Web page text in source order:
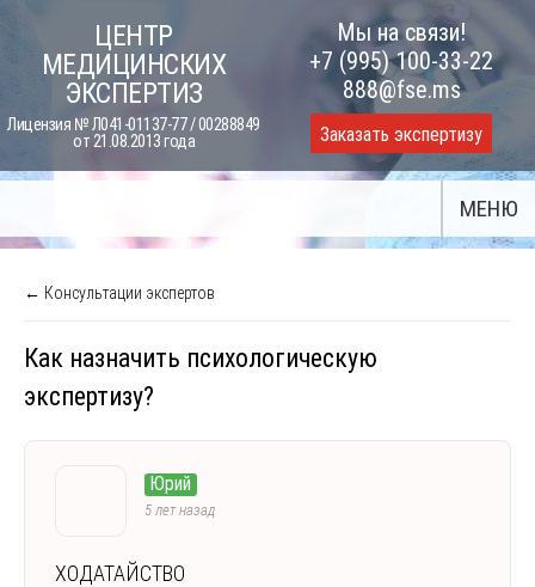
content
ЦЕНТР
МЕДИЦИНСКИХ
ЭКСПЕРТИЗ
Лицензия № Л041-01137-77 / 00288849
от 21.08.2013 года
Мы на связи!
+7 (995) 100-33-22
888@fse.ms
Заказать экспертизу
МЕНЮ
← Консультации экспертов
Как назначить психологическую
экспертизу?
Юрий
5 лет назад
ХОДАТАЙСТВО